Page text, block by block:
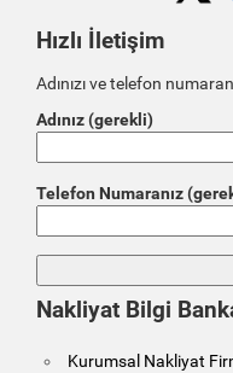
Hızlı İletişim
Adınızı ve telefon
Adınız (gerekli)
Telefon Numaranız
Nakliyat Bilgi
Kurumsal Nakliyat